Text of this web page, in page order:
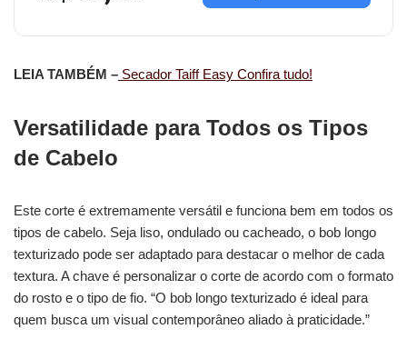
LEIA TAMBÉM – Secador Taiff Easy Confira tudo!
Versatilidade para Todos os Tipos
de Cabelo
Este corte é extremamente versátil e funciona bem em todos os
tipos de cabelo. Seja liso, ondulado ou cacheado, o bob longo
texturizado pode ser adaptado para destacar o melhor de cada
textura. A chave é personalizar o corte de acordo com o formato
do rosto e o tipo de fio. “O bob longo texturizado é ideal para
quem busca um visual contemporâneo aliado à praticidade.”